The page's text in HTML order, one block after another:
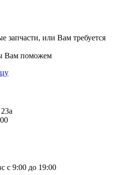
или Вам требуется
Вам поможем
с 9:00 до 19:00